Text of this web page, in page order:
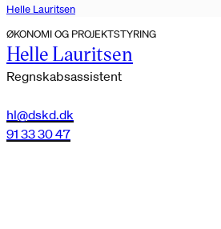
Helle Lauritsen
ØKONOMI OG PROJEKTSTYRING
Helle Lauritsen
Regnskabsassistent
hl@dskd.dk
91 33 30 47